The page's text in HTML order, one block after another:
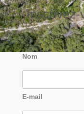
Inscrivez-
Nom
E-mail